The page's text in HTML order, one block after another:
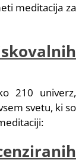
meditacija za
210 univerz,
svetu, ki so